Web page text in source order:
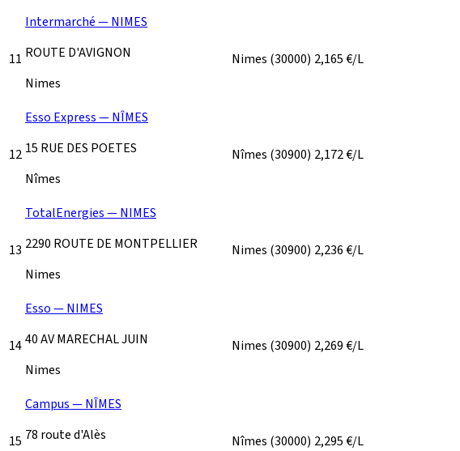
11
Intermarché — NIMES
ROUTE D'AVIGNON
Nimes
Nimes (30000) 2,165€/L
12
Esso Express — NÎMES
15 RUE DES POETES
Nîmes
Nîmes (30900) 2,172€/L
13
TotalEnergies — NIMES
2290 ROUTE DE MONTPELLIER
Nimes
Nimes (30900) 2,236€/L
14
Esso — NIMES
40 AV MARECHAL JUIN
Nimes
Nimes (30900) 2,269€/L
15
Campus — NÎMES
78 route d'Alès
Nîmes (30000) 2,295€/L